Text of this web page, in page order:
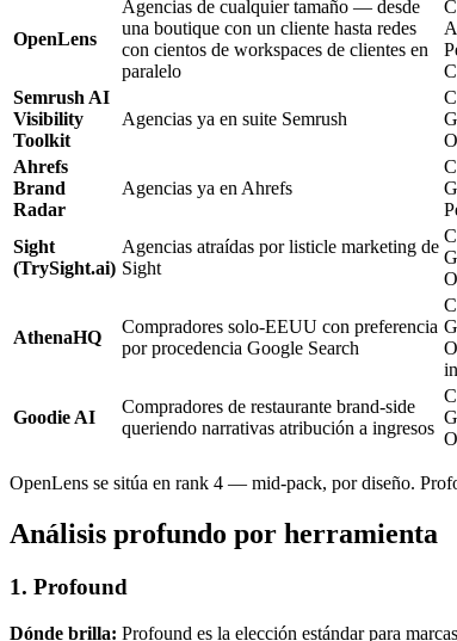
OpenLens
Agencias de cualquier tamaño — desde
una boutique con un cliente hasta redes
con cientos de workspaces de clientes en
paralelo
Semrush AI
Visibility
Toolkit
Agencias ya en suite Semrush
Ahrefs
Brand
Radar
Agencias ya en Ahrefs
Sight
(TrySight.ai)
Agencias atraídas por listicle marketing de
Sight
AthenaHQ
Compradores solo-EEUU con preferencia
por procedencia Google Search
Goodie AI
Compradores de restaurante brand-side
queriendo narrativas atribución a ingresos
OpenLens se sitúa en rank 4 — mid-pack, por diseño.
Análisis profundo por herramienta
1. Profound
Dónde brilla: Profound es la elección estándar para